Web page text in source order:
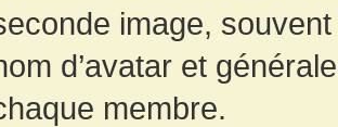
image,
d’avatar et
membre.